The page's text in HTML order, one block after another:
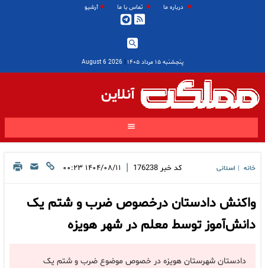
درباره ما تماس با ما آرشیو
پنجشنبه ۱۵ مرداد ۱۴۰۵ |
2026 August 6
آنلاین
خانه استانی کد خبر 176238
| ۱۴۰۴/۰۸/۱۱ ۰۰:۲۳
واکنش دادستان درخصوص ضرب و شتم یک
دانش‌آموز توسط معلم در شهر هویزه
دادستان شهرستان هویزه در خصوص موضوع ضرب و شتم یک